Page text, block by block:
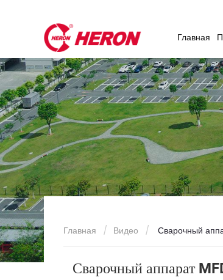
Главная
Главная Видео Сварочный
Сварочный аппарат